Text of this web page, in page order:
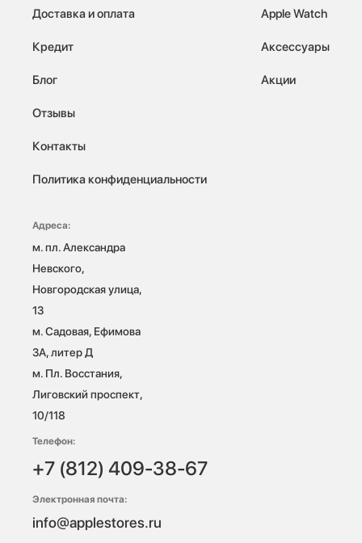
Доставка и оплата
Кредит
Блог
Отзывы
Контакты
Политика конфиденциальности
Apple Watch
Аксессуары
Акции
Адреса:
м. пл. Александра
Невского,
Новгородская улица,
13
м. Садовая, Ефимова
3А, литер Д
м. Пл. Восстания,
Лиговский проспект,
10/118
Телефон:
+7 (812) 409-38-67
Электронная почта:
info@applestores.ru